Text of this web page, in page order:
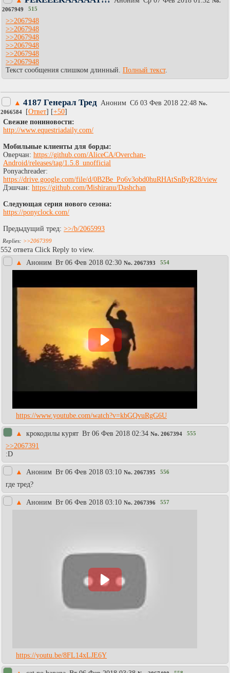
2067949
515
>>2067948
>>2067948
>>2067948
>>2067948
>>2067948
>>2067948
Текст сообщения слишком длинный. Полный текст.
▲ 4187 Генерал Тред Аноним Сб 03 Фев 2018 22:48 No.
2066584
[Ответ] [+50]
Свежие пониновости:
http://www.equestriadaily.com/
Мобильные клиенты для борды:
Оверчан: https://github.com/AliceCA/Overchan-
Android/releases/tag/1.5.8_unofficial
Ponyachreader:
https://drive.google.com/file/d/0B2Be_Po6v3obd0huRHAtSnByR28/view
Дэшчан: https://github.com/Mishiranu/Dashchan
Следующая серия нового сезона:
https://ponyclock.com/
Предыдущий тред: >>/b/2065993
>>2067399
552 ответа Click Reply to view.
▲
Аноним Вт 06 Фев 2018 02:30 No. 2067393 554
https://www.youtube.com/watch?v=kbGQvuRgG6U
▲ крокодилы курят Вт 06 Фев 2018 02:34 No. 2067394 555
>>2067391
:D
▲ Аноним Вт 06 Фев 2018 03:10 No. 2067395 556
где тред?
▲ Аноним Вт 06 Фев 2018 03:10 No. 2067396 557
https://youtu.be/8FL14xLJE6Y